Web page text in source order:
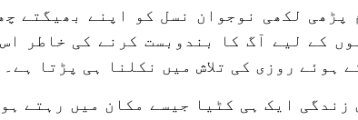
پڑھی لکھی نوجوان نسل کو اپنے بھیگتے
کے لیے آگ کا بندوبست کرنے کی خاطر
ہوئے روزی کی تلاش میں نکلنا ہی پڑتا ہے۔
زندگی ایک ہی کٹیا جیسے مکان میں رہتے